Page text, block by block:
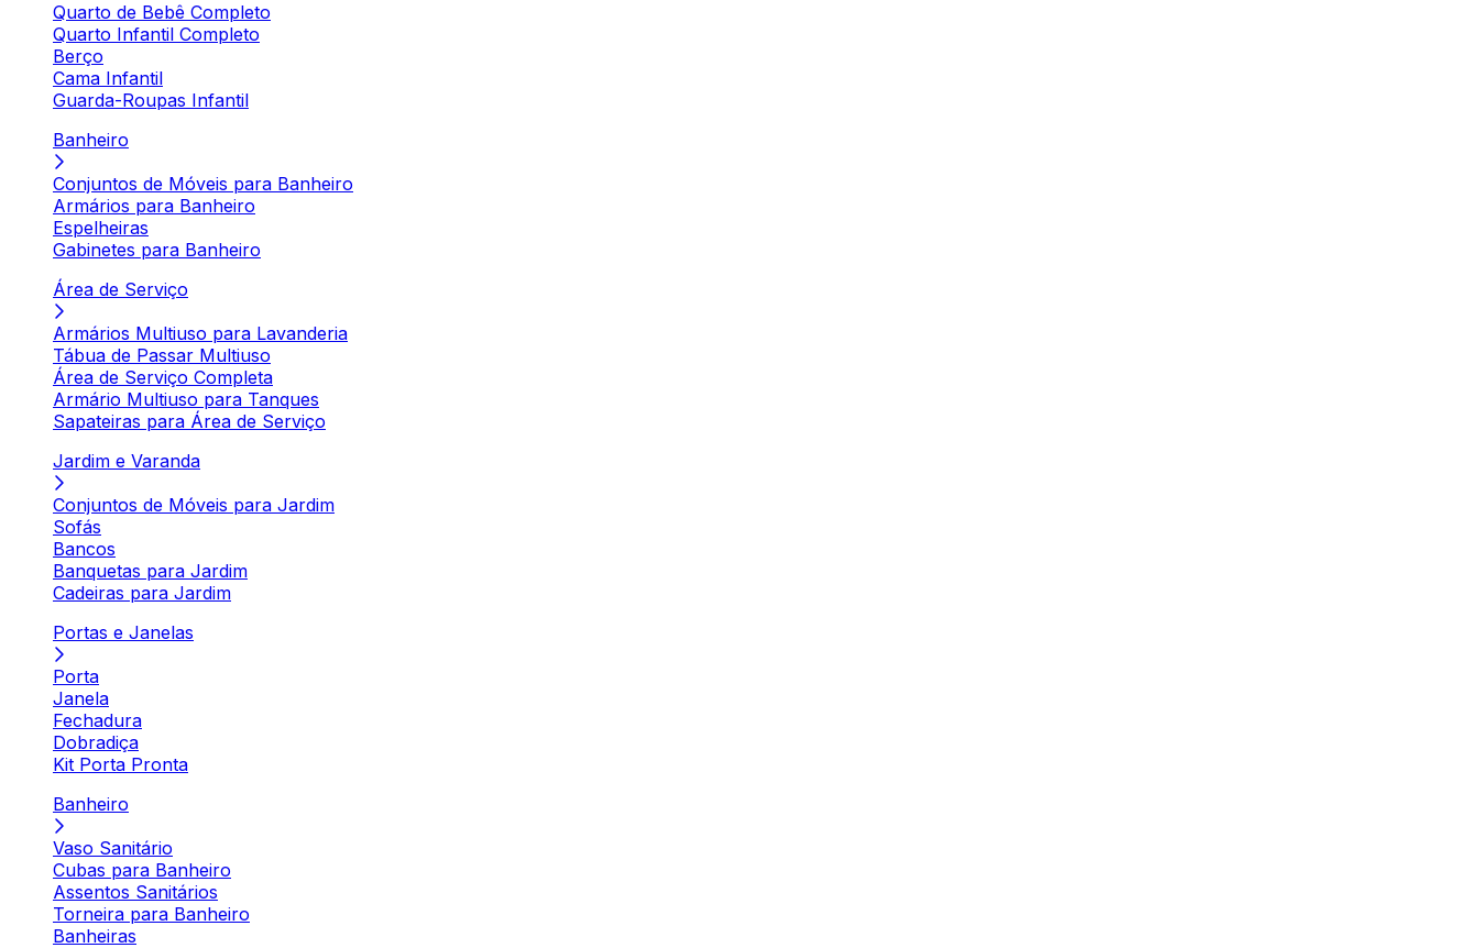
Quarto de Bebê Completo
Quarto Infantil Completo
Berço
Cama Infantil
Guarda-Roupas Infantil
Banheiro
Conjuntos de Móveis para Banheiro
Armários para Banheiro
Espelheiras
Gabinetes para Banheiro
Área de Serviço
Armários Multiuso para Lavanderia
Tábua de Passar Multiuso
Área de Serviço Completa
Armário Multiuso para Tanques
Sapateiras para Área de Serviço
Jardim e Varanda
Conjuntos de Móveis para Jardim
Sofás
Bancos
Banquetas para Jardim
Cadeiras para Jardim
Portas e Janelas
Porta
Janela
Fechadura
Dobradiça
Kit Porta Pronta
Banheiro
Vaso Sanitário
Cubas para Banheiro
Assentos Sanitários
Torneira para Banheiro
Banheiras